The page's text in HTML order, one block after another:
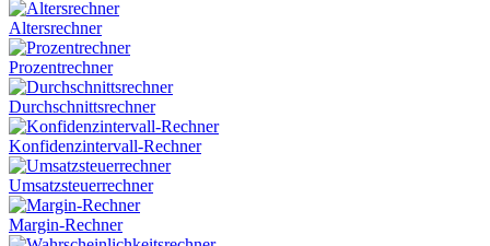
Altersrechner
Prozentrechner
Durchschnittsrechner
Konfidenzintervall-Rechner
Umsatzsteuerrechner
Margin-Rechner